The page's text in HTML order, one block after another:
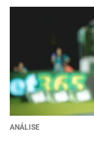
ANÁLISE